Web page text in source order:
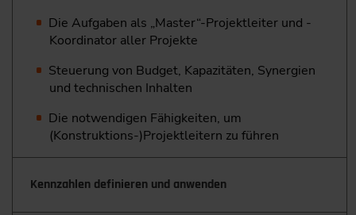
Die Aufgaben als „Master“-Projektleiter und ­
Koordinator aller Projekte
Steuerung von Budget, Kapazitäten, Synergien
und technischen Inhalten
Die notwendigen Fähigkeiten, um
(Konstruktions-)Projektleitern zu führen
Kennzahlen definieren und anwenden